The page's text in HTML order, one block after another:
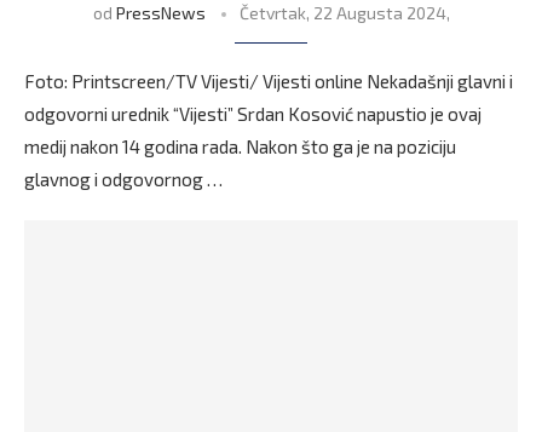
od PressNews Četvrtak, 22 Augusta 2024,
Foto: Printscreen/TV Vijesti/ Vijesti online Nekadašnji glavni i
odgovorni urednik “Vijesti” Srdan Kosović napustio je ovaj
medij nakon 14 godina rada. Nakon što ga je na poziciju
glavnog i odgovornog …